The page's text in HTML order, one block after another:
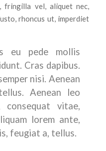
fringilla vel, aliquet nec,
rhoncus ut, imperdiet
eu pede mollis
Cras dapibus.
nisi. Aenean
Aenean leo
vitae,
lorem ante,
feugiat a, tellus.